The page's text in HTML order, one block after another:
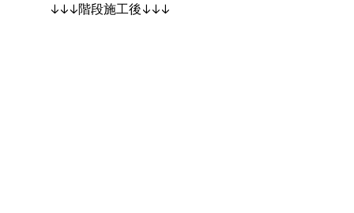
↓↓↓階段施工後↓↓↓